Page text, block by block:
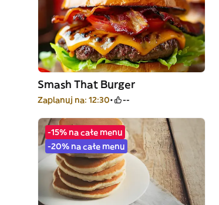
Smash That Burger
Zaplanuj na: 12:30 --
-15% na całe menu
-20% na całe menu